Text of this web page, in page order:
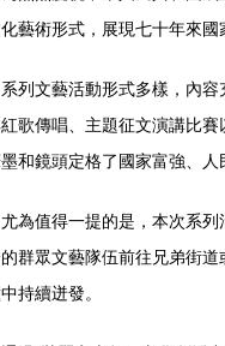
藝術形式，展現七十年來
系列文藝活動形式多樣，內
歌傳唱、主題征文演講比
和鏡頭定格了國家富強、
尤為值得一提的是，本次系
群眾文藝隊伍前往兄弟街
持續迸發。